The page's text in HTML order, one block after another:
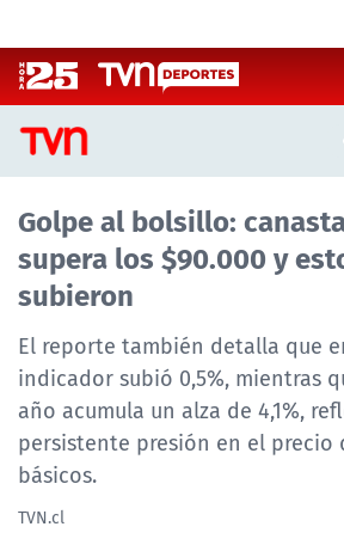
CASTING MASTERCHEF CHILE
CASTING TVN VERTICAL
TVN VERTICAL
TVN PLAY
PROGRAMAS
TELESERIES
Golpe al bolsillo:
supera los $90.000 y
subieron
El reporte también detalla que
indicador subió 0,5%, mientras
año acumula un alza de 4,1%,
persistente presión en el precio
básicos.
TVN.cl